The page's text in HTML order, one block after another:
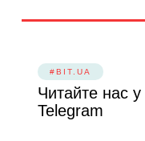
#BIT.UA
Читайте нас у
Telegram